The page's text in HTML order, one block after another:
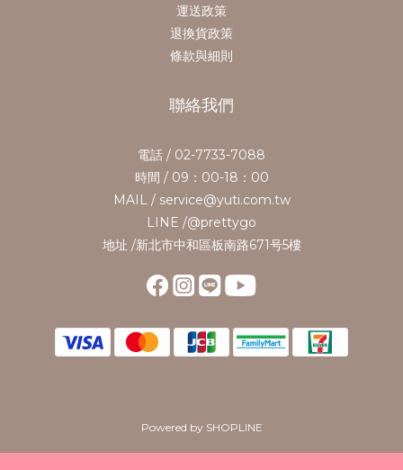
運送政策
退換貨政策
條款與細則
聯絡我們
電話 / 02-7733-7088
時間 / 09：00-18：00
MAIL / service@yuti.com.tw
LINE /@prettygo
地址 /新北市中和區板南路671号5樓
Powered by SHOPLINE